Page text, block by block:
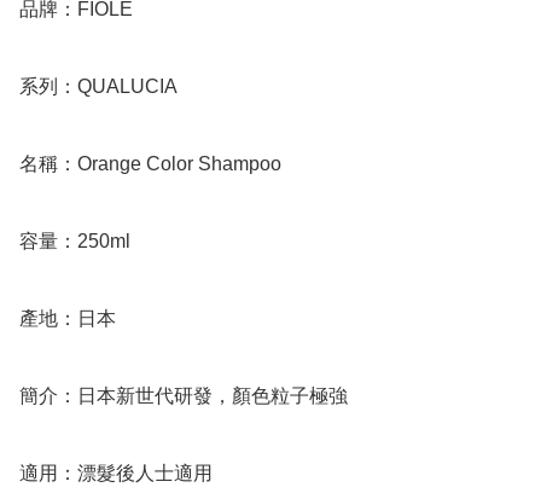
品牌：FIOLE
系列：QUALUCIA
名稱：Orange Color Shampoo
容量：250ml
產地：日本
簡介：日本新世代研發，顏色粒子極強
適用：漂髮後人士適用